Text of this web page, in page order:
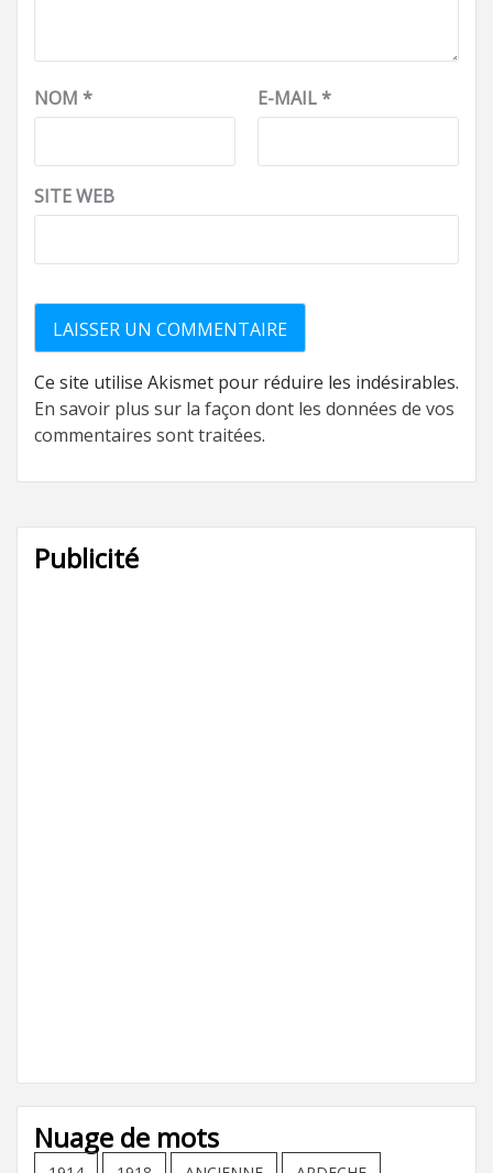
NOM * E-MAIL*
SITE WEB
Ce site utilise Akismet pour réduire les indésirables.
En savoir plus sur la façon dont les données de vos
commentaires sont traitées.
Publicité
Nuage de mots